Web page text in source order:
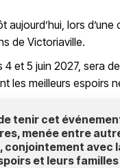
aujourd’hui, lors
de Victoriaville.
4 et 5 juin 2027, sera
les meilleurs espoirs
tenir cet
menée entre
conjointement avec
et leurs